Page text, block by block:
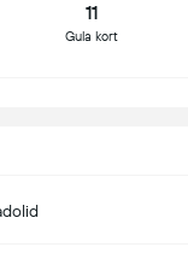
11
Gula kort